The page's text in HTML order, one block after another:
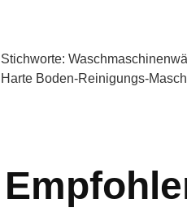
Stichworte:
Harte Boden-Reinigungs-